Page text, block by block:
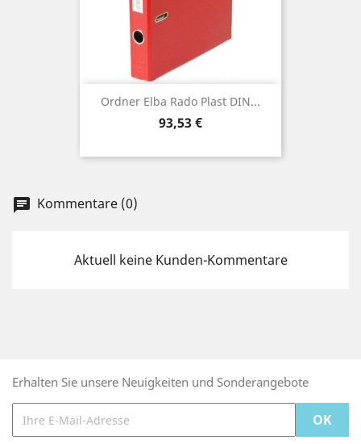
Ordner Elba Rado Plast DIN...
Preis
93,53 €
chat Kommentare (0)
Aktuell keine Kunden-Kommentare
Erhalten Sie unsere Neuigkeiten und Sonderangebote